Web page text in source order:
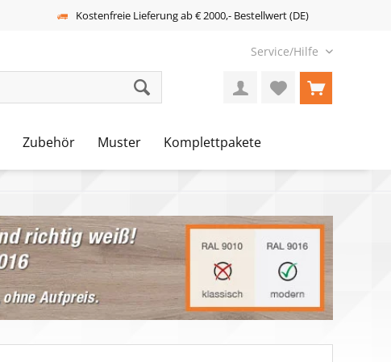
Kostenfreie Lieferung ab € 2000,- Bestellwert (DE)
Service/Hilfe
Zubehör Muster Komplettpakete